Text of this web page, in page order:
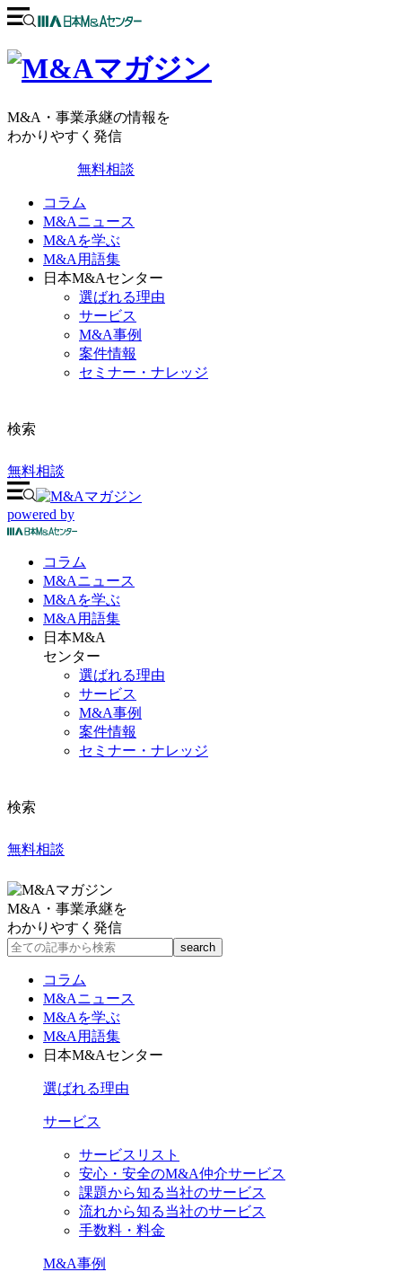
M&A・事業承継の情報を
わかりやすく発信
無料相談
コラム
M&Aニュース
M&Aを学ぶ
M&A用語集
日本M&Aセンター
選ばれる理由
サービス
M&A事例
案件情報
セミナー・ナレッジ
検索
無料相談
powered by
コラム
M&Aニュース
M&Aを学ぶ
M&A 用語集
日本M&A
センター
選ばれる理由
サービス
M&A事例
案件情報
セミナー・ナレッジ
検索
無料相談
M&A・事業承継を
わかりやすく発信
コラム
M&Aニュース
M&Aを学ぶ
M&A用語集
日本M&Aセンター
選ばれる理由
サービス
サービスリスト
安心・安全のM&A仲介サービス
課題から知る当社のサービス
流れから知る当社のサービス
手数料・料金
M&A事例